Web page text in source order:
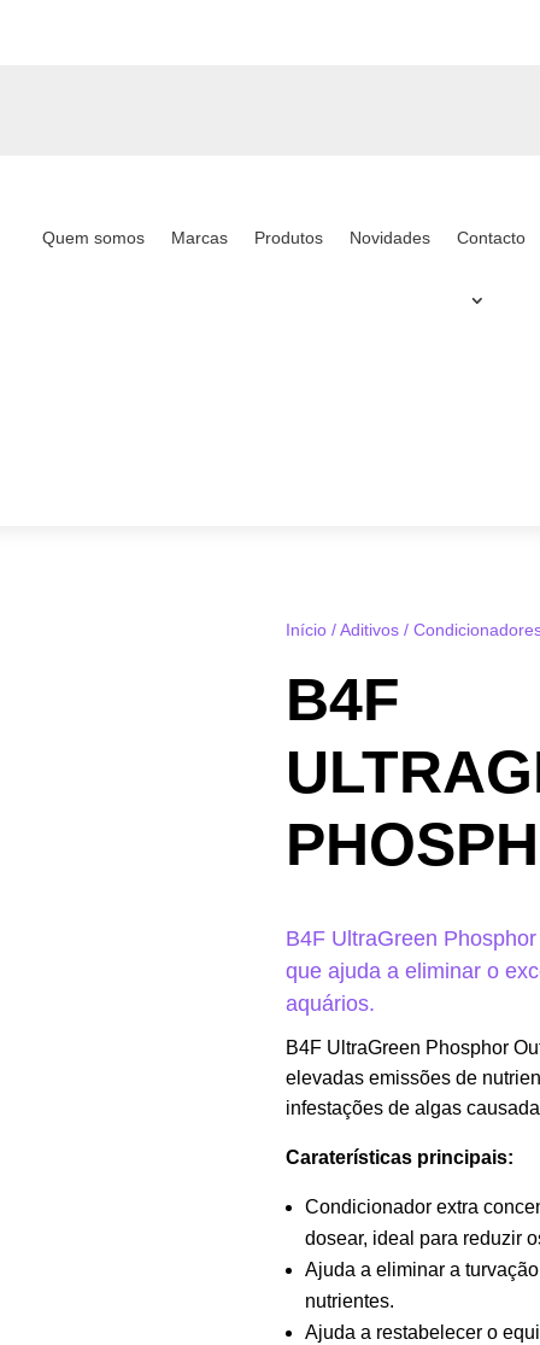
Quem somos Marcas Produtos Novidades Contacto
Início/Aditivos/
B4F
B4F UltraGreen
que ajuda a eliminar o
aquários.
B4F UltraGreen Phosphor
elevadas emissões de
infestações de algas
Caraterísticas principais:
Condicionador extra
dosear, ideal para reduzir
Ajuda a eliminar a
nutrientes.
Ajuda a restabelecer o